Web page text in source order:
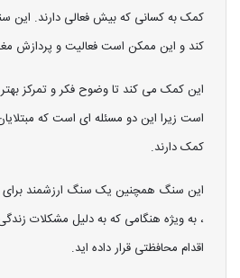
کمک به کسانی که بیش فعالی دارند. این
کند و این ممکن است فعالیت و پردازش
این کمک می کند تا وضوح فکر و تمرکز بهتر
است زیرا این دو مسئله ای است که
کمک دارند.
این سنگ همچنین یک سنگ ارزشمند
، به ویژه هنگامی که به دلیل مشکلات
اقدام محافظتی قرار داده اید.